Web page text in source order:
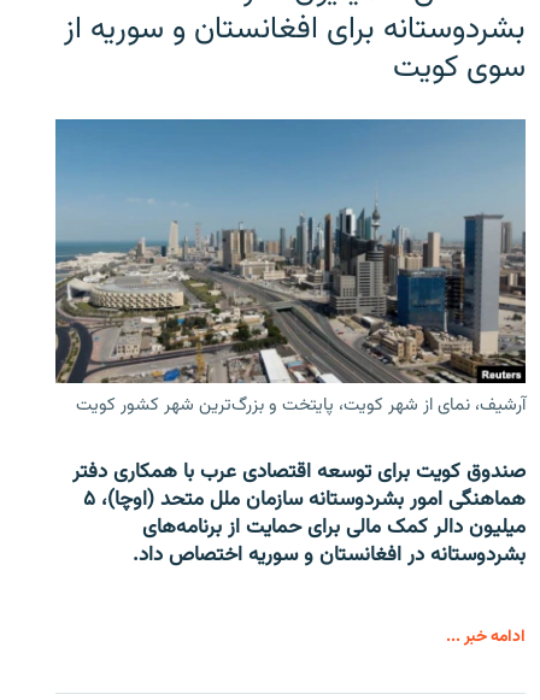
بشردوستانه برای افغانستان و سوریه از
سوی کویت
آرشیف، نمای از شهر کویت، پایتخت و بزرگ‌ترین شهر کشور کویت
صندوق کویت برای توسعه اقتصادی عرب با همکاری دفتر
هماهنگی امور بشردوستانه سازمان ملل متحد (اوچا)، ۵
میلیون دالر کمک مالی برای حمایت از برنامه‌های
بشردوستانه در افغانستان و سوریه اختصاص داد.
ادامه خبر ...